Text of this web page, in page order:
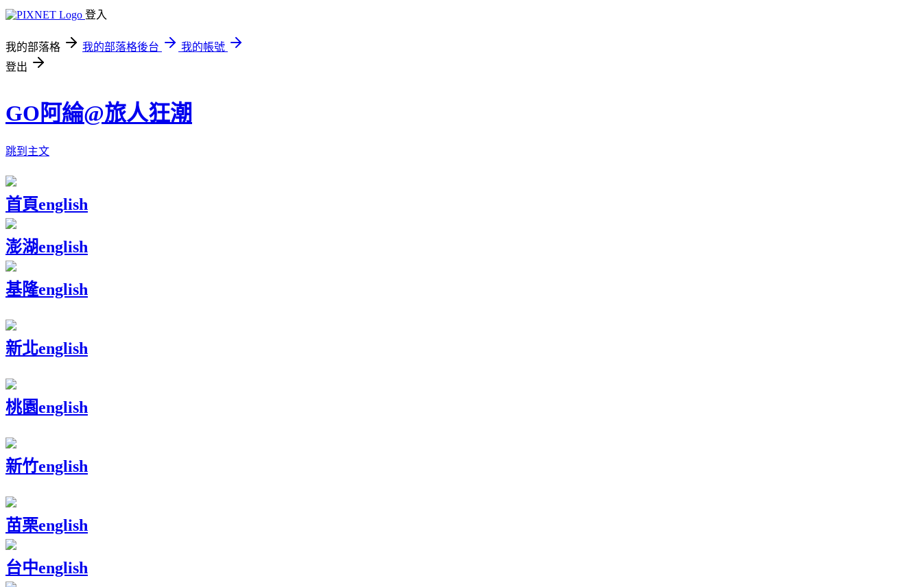
登入
我的部落格 我的部落格後台
我的帳號
登出
GO阿綸@旅人狂潮
跳到主文
首頁english
澎湖english
基隆english
新北english
桃園english
新竹english
苗栗english
台中english